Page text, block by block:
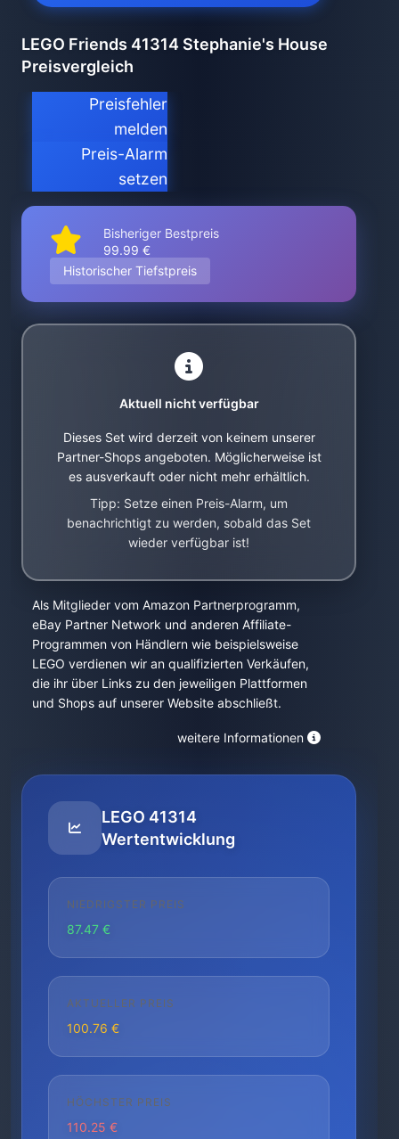
LEGO Friends 41314 Stephanie's House
Preisvergleich
Preisfehler
melden
Preis-Alarm
setzen
Bisheriger Bestpreis
99.99 €
Historischer Tiefstpreis
Aktuell nicht verfügbar
Dieses Set wird derzeit von keinem unserer
Partner-Shops angeboten. Möglicherweise ist
es ausverkauft oder nicht mehr erhältlich.
Tipp: Setze einen Preis-Alarm, um
benachrichtigt zu werden, sobald das Set
wieder verfügbar ist!
Als Mitglieder vom Amazon Partnerprogramm,
eBay Partner Network und anderen Affiliate-
Programmen von Händlern wie beispielsweise
LEGO verdienen wir an qualifizierten Verkäufen,
die ihr über Links zu den jeweiligen Plattformen
und Shops auf unserer Website abschließt.
weitere Informationen
LEGO 41314
Wertentwicklung
NIEDRIGSTER PREIS
87.47 €
AKTUELLER PREIS
100.76 €
HÖCHSTER PREIS
110.25 €